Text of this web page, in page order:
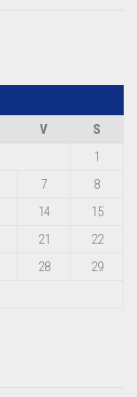
V
S
1
7
8
14
15
21
22
28
29